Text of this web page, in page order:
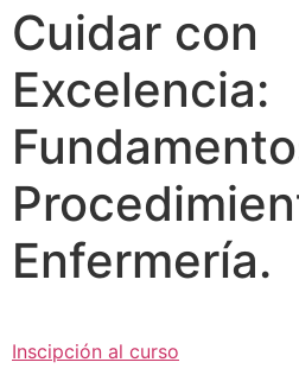
Cuidar con
Excelencia:
Enfermería.
Inscipción al curso